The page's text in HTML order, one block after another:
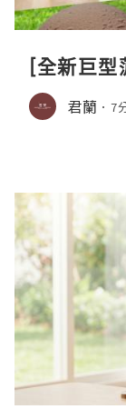
[全新巨型
君蘭 7